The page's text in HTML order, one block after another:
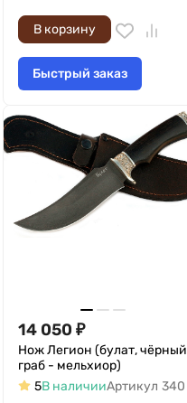
В корзину
Быстрый заказ
14 050 ₽
Нож Легион (булат, чёрный
граб - мельхиор)
5В наличииАртикул 340